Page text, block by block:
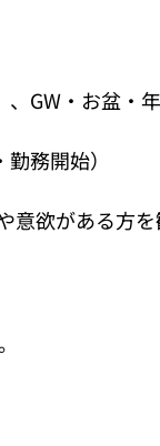
GW・お盆・
務開始）
欲がある方を